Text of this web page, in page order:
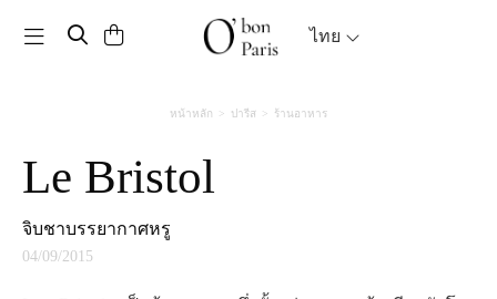
Toggle navigation ไทย
หน้าหลัก ปารีส ร้านอาหาร
Le Bristol
จิบชาบรรยากาศหรู
04/09/2015